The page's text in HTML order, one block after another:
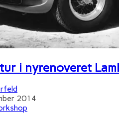
i nyrenoveret
2014